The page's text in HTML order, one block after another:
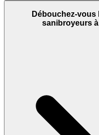
Débouchez-vous
sanibroyeurs